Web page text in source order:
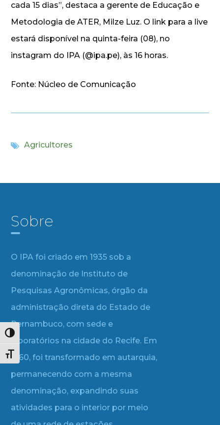
Alternar alto contraste
Alternar tamanho da fonte
cada 15 dias”, destaca a gerente de Educação e
Metodologia de ATER, Milze Luz. O link para a live
estará disponível na quinta-feira (08), no
instagram do IPA (@ipa.pe), às 16 horas.
Fonte: Núcleo de Comunicação
Agricultores
Sobre
O IPA foi criado em 1935 sob a
denominação de Instituto de
Pesquisas Agronômicas, órgão da
administração direta do Estado de
Pernambuco, com sede e
laboratórios na cidade do Recife. Em
1960, foi transformado em autarquia,
permanecendo com a mesma
denominação, expandindo suas
atividades para o interior por meio